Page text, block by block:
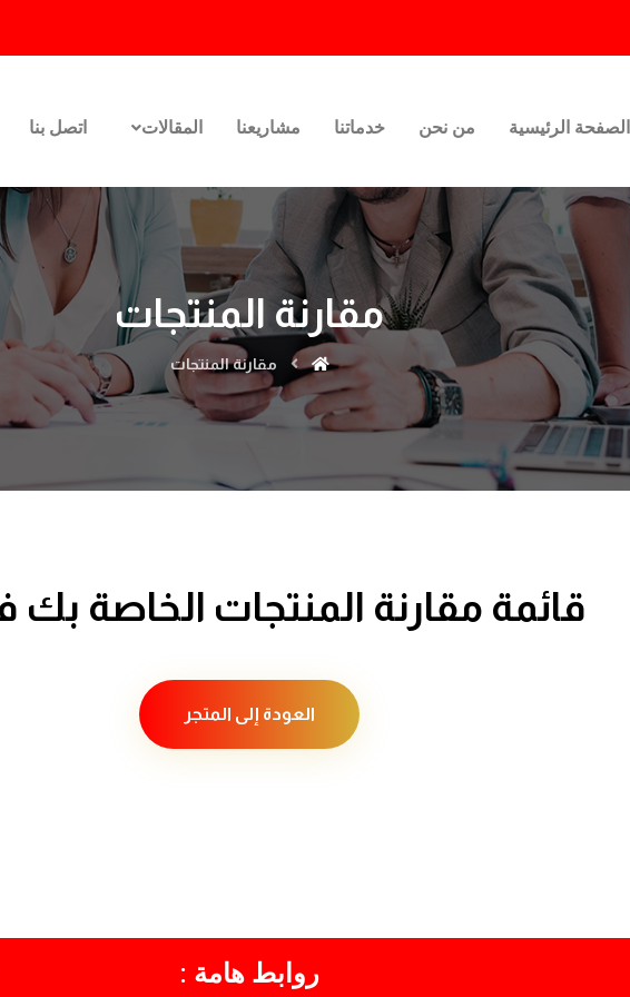
الصفحة الرئيسية من نحن خدماتنا مشاريعنا المقالات اتصل بنا
مقارنة المنتجات
مقارنة المنتجات
قائمة مقارنة المنتجات الخاصة بك
العودة إلى المتجر
روابط هامة :